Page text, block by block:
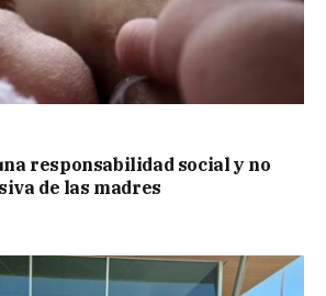
responsabilidad social y no
de las madres